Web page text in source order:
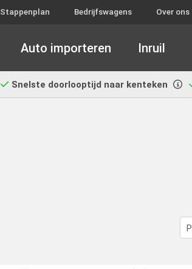
Stappenplan Bedrijfswagens Over ons
Auto importeren Inruil
Snelste doorlooptijd naar kenteken